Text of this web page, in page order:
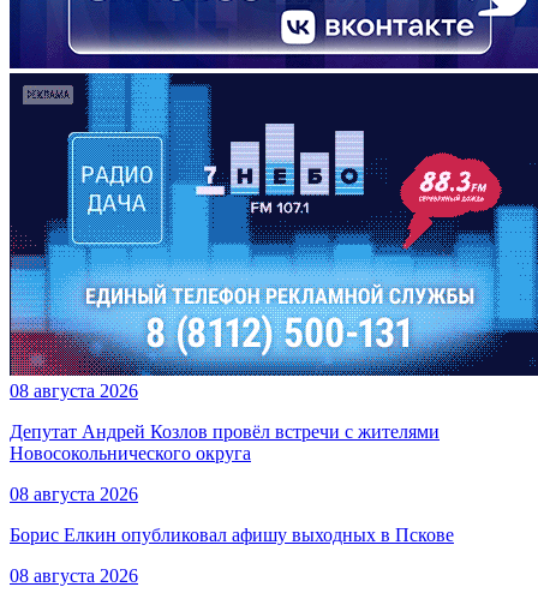
08 августа 2026
Депутат Андрей Козлов провёл встречи с жителями
Новосокольнического округа
08 августа 2026
Борис Елкин опубликовал афишу выходных в Пскове
08 августа 2026